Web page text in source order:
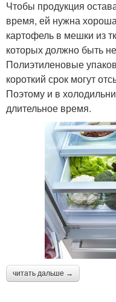
Чтобы продукция
время, ей нужна
картофель в мешки из
которых должно быть
Полиэтиленовые
короткий срок могут
Поэтому и в
длительное время.
читать дальше →